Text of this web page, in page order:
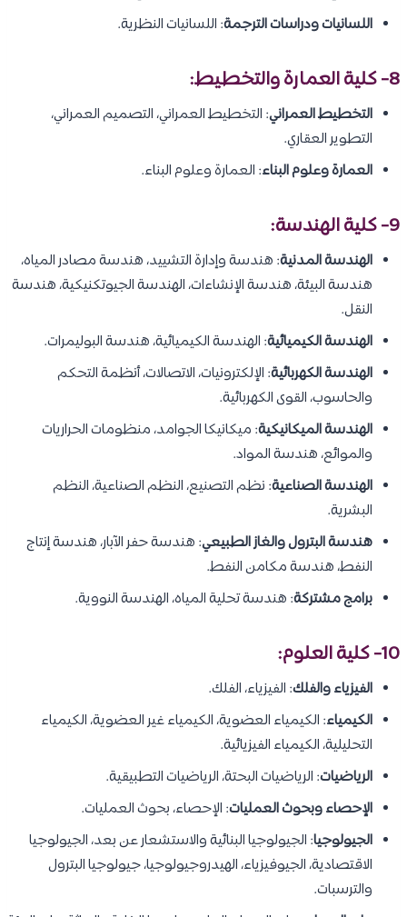
اللسانيات ودراسات الترجمة: اللسانيات النظرية.
8- كلية العمارة والتخطيط:
التخطيط العمراني: التخطيط العمراني، التصميم العمراني،
التطوير العقاري.
العمارة وعلوم البناء: العمارة وعلوم البناء.
9- كلية الهندسة:
الهندسة المدنية: هندسة وإدارة التشييد، هندسة مصادر المياه،
هندسة البيئة، هندسة الإنشاءات، الهندسة الجيوتكنيكية، هندسة
النقل.
الهندسة الكيميائية: الهندسة الكيميائية، هندسة البوليمرات.
الهندسة الكهربائية: الإلكترونيات، الاتصالات، أنظمة التحكم
والحاسوب، القوى الكهربائية.
الهندسة الميكانيكية: ميكانيكا الجوامد، منظومات الحراريات
والموائع، هندسة المواد.
الهندسة الصناعية: نظم التصنيع، النظم الصناعية، النظم
البشرية.
هندسة البترول والغاز الطبيعي: هندسة حفر الآبار، هندسة إنتاج
النفط، هندسة مكامن النفط.
برامج مشتركة: هندسة تحلية المياه، الهندسة النووية.
10- كلية العلوم:
الفيزياء والفلك: الفيزياء، الفلك.
الكيمياء: الكيمياء العضوية، الكيمياء غير العضوية، الكيمياء
التحليلية، الكيمياء الفيزيائية.
الرياضيات: الرياضيات البحتة، الرياضيات التطبيقية.
الإحصاء وبحوث العمليات: الإحصاء، بحوث العمليات.
الجيولوجيا: الجيولوجيا البنائية والاستشعار عن بعد، الجيولوجيا
الاقتصادية، الجيوفيزياء، الهيدروجيولوجيا، جيولوجيا البترول
والترسبات.